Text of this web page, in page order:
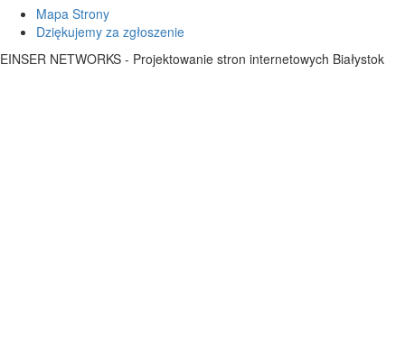
Mapa Strony
Dziękujemy za zgłoszenie
EINSER NETWORKS - Projektowanie stron internetowych Białystok